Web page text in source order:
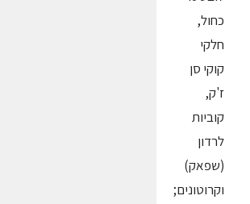
כחול,
חלקי
קוקי סן
ז'ק,
קוביות
לרדון
(שפאק)
וקרוטונים;